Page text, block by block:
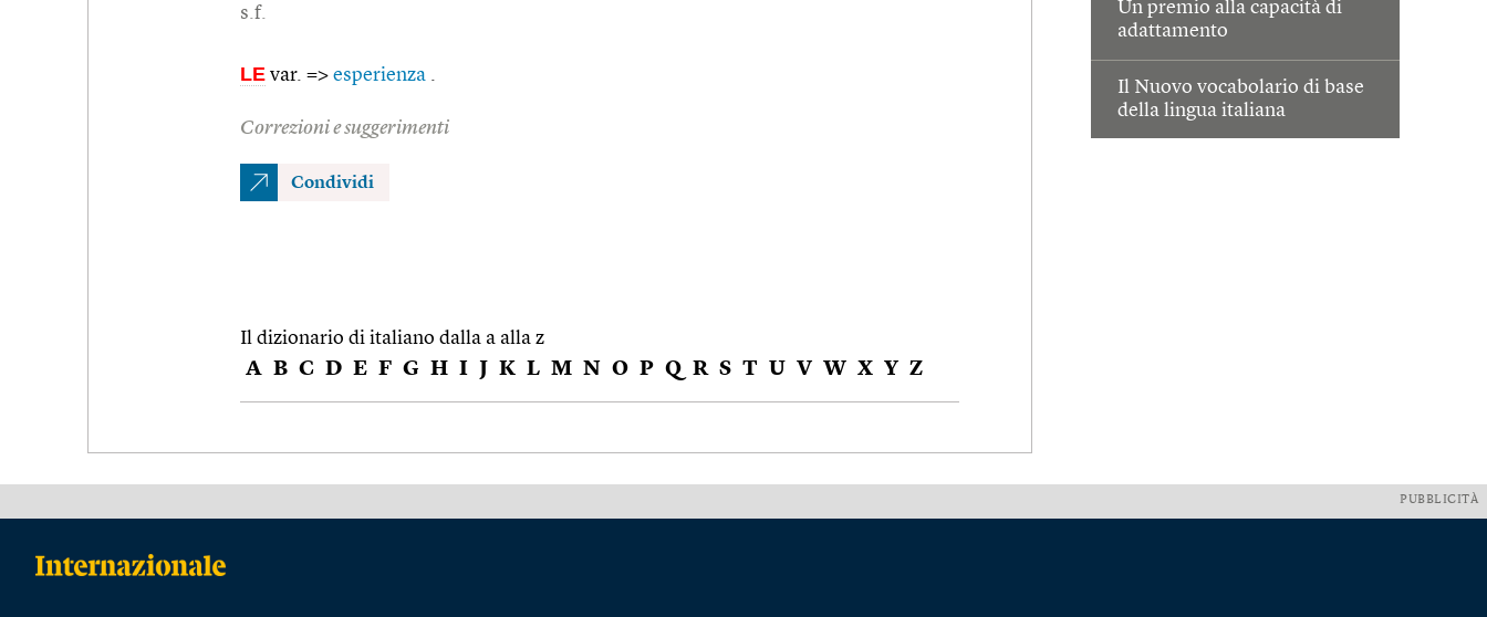
Un premio alla capacità di
adattamento
Il Nuovo vocabolario di base
della lingua italiana
s.f.
LE var. => esperienza .
Correzioni e suggerimenti
Condividi
Il dizionario di italiano dalla a alla z
A B C D E F G H I J K L M N O P Q R S T U V W X Y Z
PUBBLICITÀ